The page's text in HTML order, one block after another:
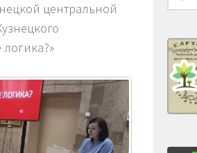
центральной